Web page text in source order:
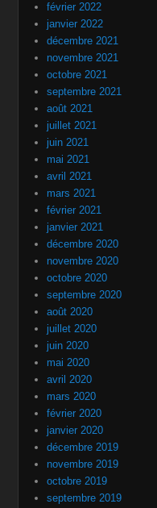
février 2022
janvier 2022
décembre 2021
novembre 2021
octobre 2021
septembre 2021
août 2021
juillet 2021
juin 2021
mai 2021
avril 2021
mars 2021
février 2021
janvier 2021
décembre 2020
novembre 2020
octobre 2020
septembre 2020
août 2020
juillet 2020
juin 2020
mai 2020
avril 2020
mars 2020
février 2020
janvier 2020
décembre 2019
novembre 2019
octobre 2019
septembre 2019